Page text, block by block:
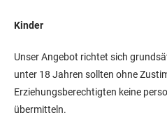
Kinder
Unser Angebot richtet sich
unter 18 Jahren sollten ohne
Erziehungsberechtigten keine
übermitteln.